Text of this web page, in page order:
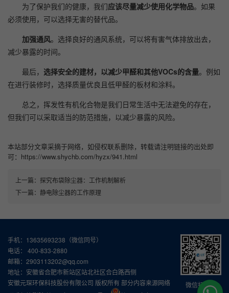
为了保护我们的健康，我们应该尽量减少使用化学物品。如果
必须使用，可以选择无害的替代品。
加强通风。选择良好的通风系统，可以将有害气体排放出去，
减少暴露的时间。
最后， 选择安全的建材，以减少甲醛和其他VOCs的含量。例如
在进行装修时，选择质量优良且低甲醛的板材和涂料。
总之，挥发性有机化合物是我们日常生活中无法避免的存在，
但我们可以采取适当的防范措施，以减少暴露的风险。
本站部分文章采摘于网络，如侵权联系删除，转载请注明链接的出处即
可：https://www.shychb.com/hyzx/941.html
上一篇： 探究布袋除尘器：工作机制解析
下一篇： 静电除尘器的工作原理
微信扫一扫
手机：13635693238（微信同号）
电话： 400-833-2880
邮箱：2903113202@qq.com
地址：安徽省合肥市新站区站北社区合白路西侧
安徽元琛环保科技股份有限公司 版权所有 部分内容来源网络